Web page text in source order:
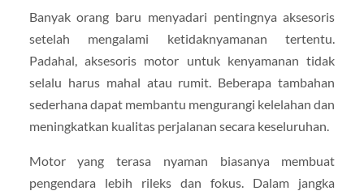
Banyak orang baru menyadari pentingnya aksesoris
setelah mengalami ketidaknyamanan tertentu.
Padahal, aksesoris motor untuk kenyamanan tidak
selalu harus mahal atau rumit. Beberapa tambahan
sederhana dapat membantu mengurangi kelelahan dan
meningkatkan kualitas perjalanan secara keseluruhan.
Motor yang terasa nyaman biasanya membuat
pengendara lebih rileks dan fokus. Dalam jangka